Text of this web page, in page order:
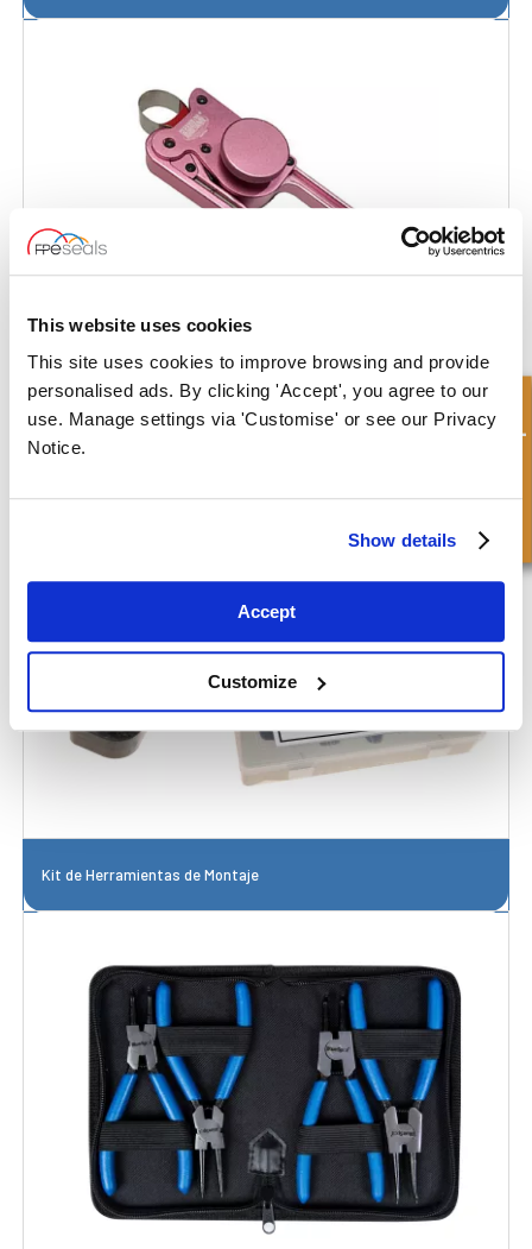
This website uses cookies
This site uses cookies to improve browsing and provide
personalised ads. By clicking 'Accept', you agree to our
use. Manage settings via 'Customise' or see our Privacy
Notice.
Show details
Accept
Customize
Herramientas para Reformar Sellos de Pistón
Kit de Herramientas de Montaje
Consulta rápida